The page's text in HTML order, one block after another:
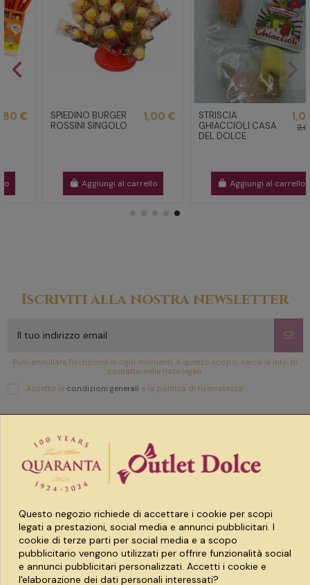
SPIEDINO BURGER
ROSSINI SINGOLO
1,00 €
Aggiungi al carrello
STRISCIA
GHIACCIOLI CASA
DEL DOLCE
2,00 €
Aggiungi al carrello
Iscriviti alla nostra newsletter
Puoi annullare l'iscrizione in ogni momenti. A questo scopo, cerca le info di
contatto nelle note legali.
Accetto le condizioni generali e la politica di riservatezza
Link utili
Prodotti
Account
Questo negozio richiede di accettare i cookie per scopi
legati a prestazioni, social media e annunci pubblicitari. I
cookie di terze parti per social media e a scopo
pubblicitario vengono utilizzati per offrire funzionalità social
e annunci pubblicitari personalizzati. Accetti i cookie e
l'elaborazione dei dati personali interessati?